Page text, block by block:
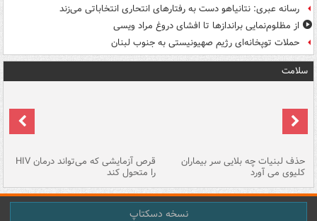
رسانه عبری: نتانیاهو دست به رفتارهای انتحاری انتخاباتی می‌زند
از مظلوم‌نمایی براندازها تا افشای دروغ مراد ویسی
حملات توپخانه‌ای رژیم صهیونیستی به جنوب لبنان
سلامت
حذف لبنیات چه بلایی سر بیماران
کلیوی می آورد
قرص آزمایشی که می‌تواند درمان HIV
را متحول کند
نسخه دسکتاپ